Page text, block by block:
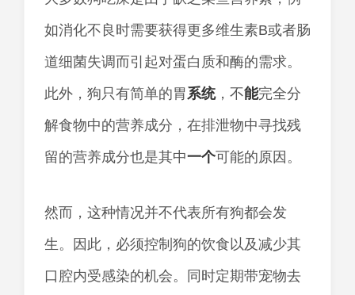
如消化不良时需要获得更多维生素B或者肠
道细菌失调而引起对蛋白质和酶的需求。
此外，狗只有简单的胃系统，不能完全分
解食物中的营养成分，在排泄物中寻找残
留的营养成分也是其中一个可能的原因。
然而，这种情况并不代表所有狗都会发
生。因此，必须控制狗的饮食以及减少其
口腔内受感染的机会。同时定期带宠物去